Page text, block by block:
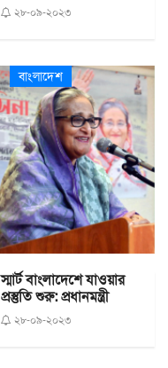
২৮-০৯-২০২৩
বাংলাদেশ
স্মার্ট বাংলাদেশে যাওয়ার
প্রস্তুতি শুরু: প্রধানমন্ত্রী
২৮-০৯-২০২৩